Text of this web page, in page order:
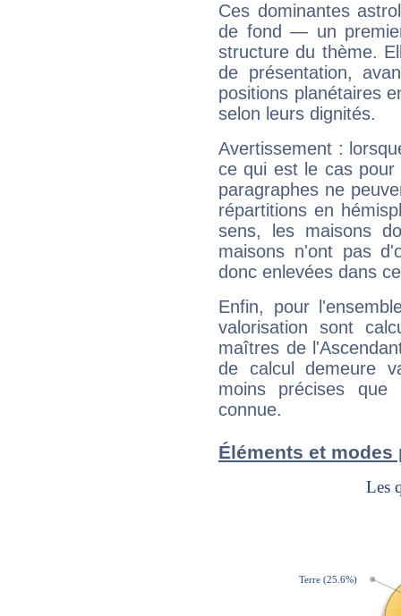
Ces dominantes
de fond — un
structure du thème.
de présentation,
positions planétaires
selon leurs dignités.
Avertissement :
ce qui est le cas
paragraphes ne
répartitions en
sens, les maisons
maisons n'ont pas
donc enlevées dans
Enfin, pour
valorisation sont
maîtres de
de calcul demeure
moins précises que
connue.
Éléments et